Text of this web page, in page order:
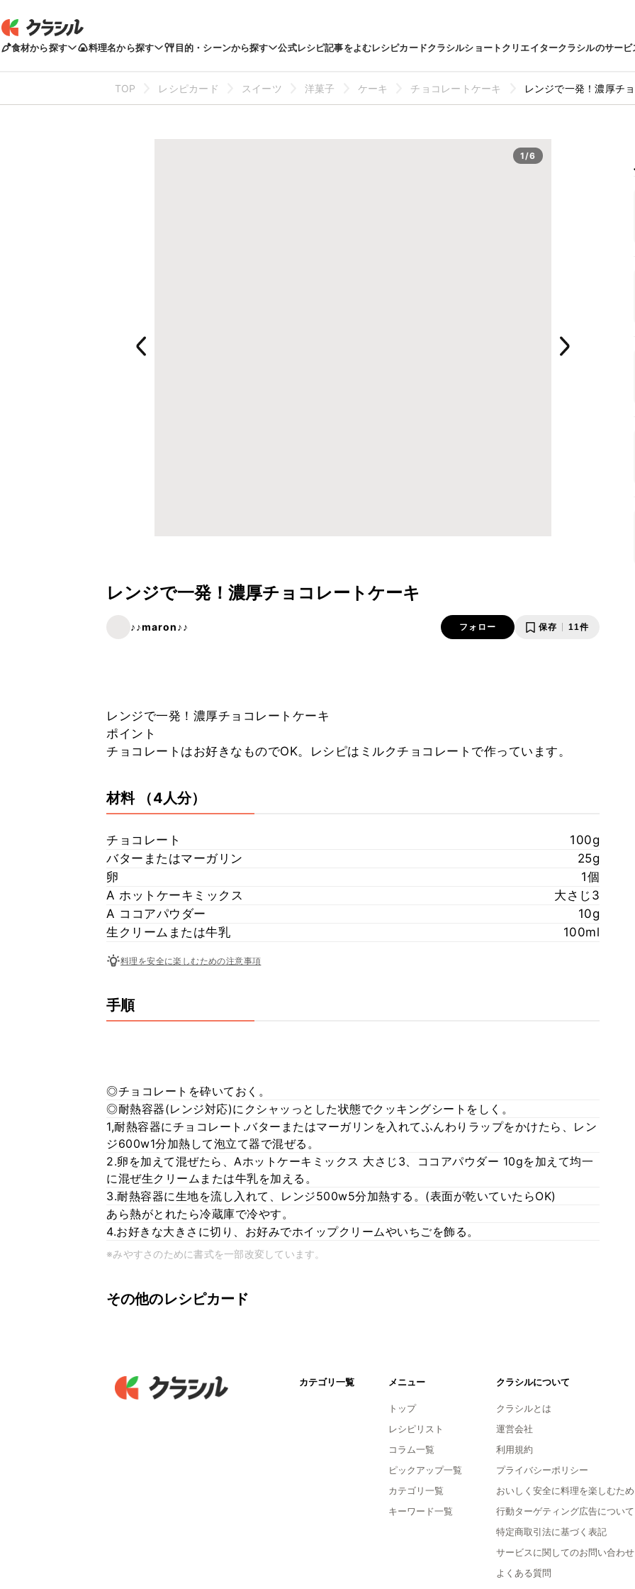
食材から探す 料理名から探す 目的・シーンから探す 公式レシピ記事をよむレシピカードクラシルショートクリエイタークラシルのサービ
TOP レシピカード スイーツ 洋菓子 ケーキ チョコレートケーキ レンジで一発！濃厚チ
1/6
レンジで一発！濃厚チョコレートケーキ
♪♪maron♪♪ フォロー 保存 11件
レンジで一発！濃厚チョコレートケーキ
ポイント
チョコレートはお好きなものでOK。レシピはミルクチョコレートで作っています。
材料 （4人分）
チョコレート
100g
バターまたはマーガリン
25g
卵
1個
A ホットケーキミックス
大さじ3
A ココアパウダー
10g
生クリームまたは牛乳
100ml
料理を安全に楽しむための注意事項
手順
◎チョコレートを砕いておく。
◎耐熱容器(レンジ対応)にクシャッっとした状態でクッキングシートをしく。
1,耐熱容器にチョコレート.バターまたはマーガリンを入れてふんわりラップをかけたら、レン
ジ600w1分加熱して泡立て器で混ぜる。
2.卵を加えて混ぜたら、Aホットケーキミックス 大さじ3、ココアパウダー 10gを加えて均一
に混ぜ生クリームまたは牛乳を加える。
3.耐熱容器に生地を流し入れて、レンジ500w5分加熱する。(表面が乾いていたらOK)
あら熱がとれたら冷蔵庫で冷やす。
4.お好きな大きさに切り、お好みでホイップクリームやいちごを飾る。
※みやすさのために書式を一部改変しています。
その他のレシピカード
カテゴリ一覧 メニュー
トップ
レシピリスト
コラム一覧
ピックアップ一覧
カテゴリ一覧
キーワード一覧
クラシルについて
クラシルとは
運営会社
利用規約
プライバシーポリシー
おいしく安全に料理を楽しむため
行動ターゲティング広告について
特定商取引法に基づく表記
サービスに関してのお問い合わせ
よくある質問